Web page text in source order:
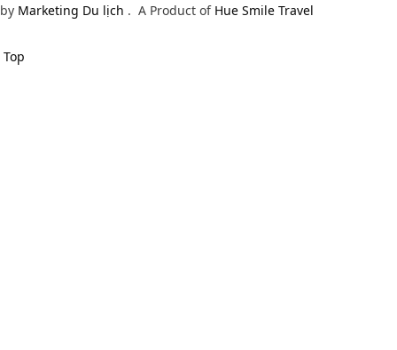
by Marketing Du lịch . A Product of Hue Smile Travel
Top